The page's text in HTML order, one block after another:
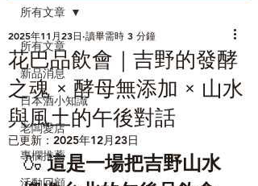
所有文章
新品消息
日本酒小知識
老闆愛店
專欄推薦
活動回顧
所有文章
花巴品飲會｜吉野的發酵
之魂 × 酵母無添加 × 山水
與風土的午後對話
2025年11月23日 讀畢需時 3 分鐘
已更新： 2025年12月23日
🍶 這是一場把吉野山水